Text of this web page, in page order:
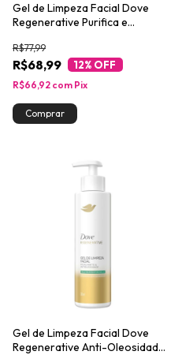
Gel de Limpeza Facial Dove
Regenerative Purifica e
R$68,99
R$77,99
12% OFF
R$66,92 com Pix
Gel de Limpeza Facial Dove
Regenerative Anti-Oleosidade